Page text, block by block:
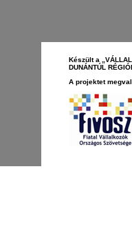
Készült a
DUNÁNTÚL
A projektet